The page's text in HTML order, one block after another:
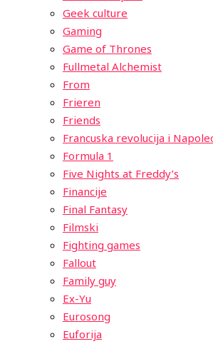
Geek culture
Gaming
Game of Thrones
Fullmetal Alchemist
From
Frieren
Friends
Francuska revolucija i
Formula 1
Five Nights at Freddy’s
Financije
Final Fantasy
Filmski
Fighting games
Fallout
Family guy
Ex-Yu
Eurosong
Euforija